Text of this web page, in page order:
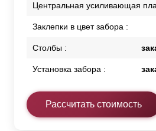
Центральная усиливающая
Заклепки в цвет забора :
Столбы :
Установка забора :
Рассчитать стоимость